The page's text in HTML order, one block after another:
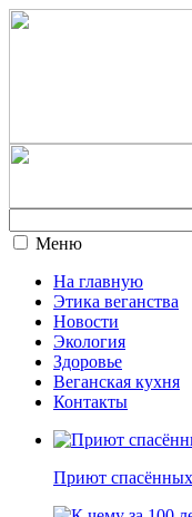
Меню
На главную
Этика веганства
Новости
Экология
Здоровье
Веганская кухня
Контакты
Приют